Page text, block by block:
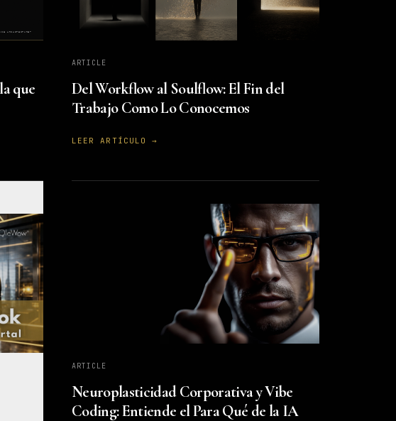
que
ARTICLE
Del Workflow al Soulflow: El Fin del
Trabajo Como Lo Conocemos
LEER ARTÍCULO →
ARTICLE
Neuroplasticidad Corporativa y Vibe
Coding: Entiende el Para Qué de la IA